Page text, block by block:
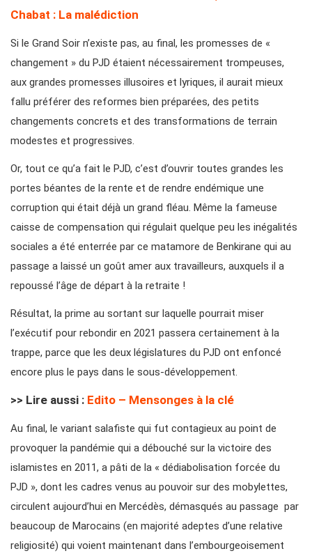
Chabat : La malédiction
Si le Grand Soir n’existe pas, au final, les promesses de «
changement » du PJD étaient nécessairement trompeuses,
aux grandes promesses illusoires et lyriques, il aurait mieux
fallu préférer des reformes bien préparées, des petits
changements concrets et des transformations de terrain
modestes et progressives.
Or, tout ce qu’a fait le PJD, c’est d’ouvrir toutes grandes les
portes béantes de la rente et de rendre endémique une
corruption qui était déjà un grand fléau. Même la fameuse
caisse de compensation qui régulait quelque peu les inégalités
sociales a été enterrée par ce matamore de Benkirane qui au
passage a laissé un goût amer aux travailleurs, auxquels il a
repoussé l’âge de départ à la retraite !
Résultat, la prime au sortant sur laquelle pourrait miser
l’exécutif pour rebondir en 2021 passera certainement à la
trappe, parce que les deux législatures du PJD ont enfoncé
encore plus le pays dans le sous-développement.
>> Lire aussi : Edito – Mensonges à la clé
Au final, le variant salafiste qui fut contagieux au point de
provoquer la pandémie qui a débouché sur la victoire des
islamistes en 2011, a pâti de la « dédiabolisation forcée du
PJD », dont les cadres venus au pouvoir sur des mobylettes,
circulent aujourd’hui en Mercédès, démasqués au passage par
beaucoup de Marocains (en majorité adeptes d’une relative
religiosité) qui voient maintenant dans l’embourgeoisement